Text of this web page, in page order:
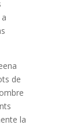
de
la